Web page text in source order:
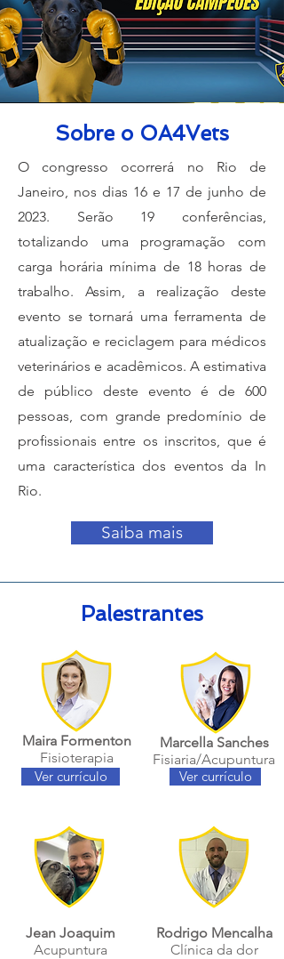
Sobre o OA4Vets
O congresso ocorrerá no Rio de
Janeiro, nos dias 16 e 17 de junho de
2023. Serão 19 conferências,
totalizando uma programação com
carga horária mínima de 18 horas de
trabalho. Assim, a realização deste
evento se tornará uma ferramenta de
atualização e reciclagem para médicos
veterinários e acadêmicos. A estimativa
de público deste evento é de 600
pessoas, com grande predomínio de
proﬁssionais entre os inscritos, que é
uma característica dos eventos da In
Rio.
Saiba mais
Palestrantes
Maira Formenton
Fisioterapia
Marcella Sanches
Fisiaria/Acupuntura
Ver currículo
Ver currículo
Rodrigo Mencalha
Clínica da dor
Jean Joaquim
Acupuntura